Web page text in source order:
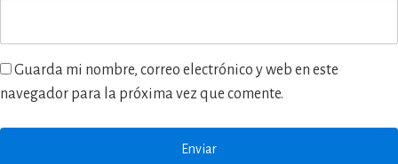
Guarda mi nombre, correo electrónico y web en este
navegador para la próxima vez que comente.